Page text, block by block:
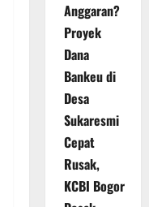
Anggaran?
Proyek
Dana
Bankeu di
Desa
Sukaresmi
Cepat
Rusak,
KCBI Bogor